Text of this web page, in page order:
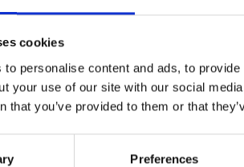
cookies
to personalise content and ads, to
your use of our site with our social
that you’ve provided to them or that
Preferences